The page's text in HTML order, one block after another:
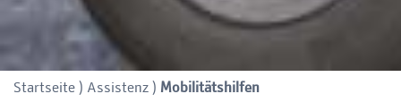
Startseite) Assistenz) Mobilitätshilfen